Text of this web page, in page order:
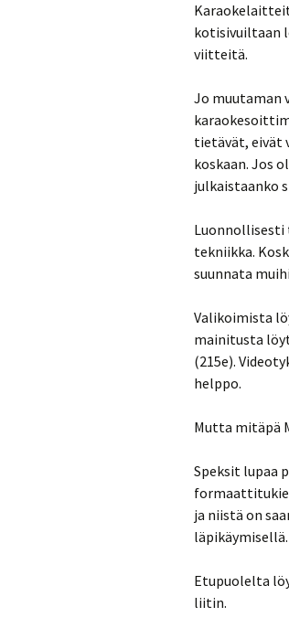
kotisivuiltaan
viitteitä.
Jo muutaman
tietävät, eivät
koskaan. Jos
julkaistaanko
Luonnollisesti
tekniikka.
suunnata
Valikoimista
mainitusta
(215e).
helppo.
Mutta mitäpä
Speksit lupaa
ja niistä on
läpikäymisellä.
Etupuolelta
liitin.